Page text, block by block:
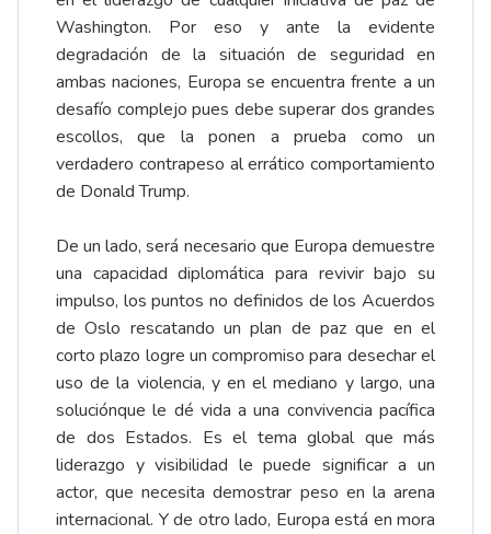
Washington. Por eso y ante la evidente
degradación de la situación de seguridad en
ambas naciones, Europa se encuentra frente a un
desafío complejo pues debe superar dos grandes
escollos, que la ponen a prueba como un
verdadero contrapeso al errático comportamiento
de Donald Trump.
De un lado, será necesario que Europa demuestre
una capacidad diplomática para revivir bajo su
impulso, los puntos no definidos de los Acuerdos
de Oslo rescatando un plan de paz que en el
corto plazo logre un compromiso para desechar el
uso de la violencia, y en el mediano y largo, una
soluciónque le dé vida a una convivencia pacífica
de dos Estados. Es el tema global que más
liderazgo y visibilidad le puede significar a un
actor, que necesita demostrar peso en la arena
internacional. Y de otro lado, Europa está en mora